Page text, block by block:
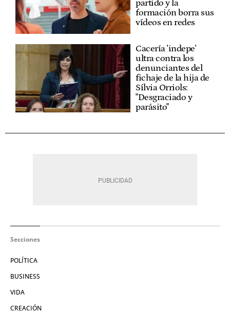
partido y la
formación borra sus
vídeos en redes
Cacería 'indepe'
ultra contra los
denunciantes del
fichaje de la hija de
Sílvia Orriols:
"Desgraciado y
parásito"
Secciones
POLÍTICA
BUSINESS
VIDA
CREACIÓN